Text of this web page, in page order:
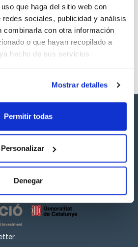
que haga del sitio web con
sociales, publicidad y análisis
combinarla con otra información
o que hayan recopilado a
hecho de sus servicios.
Mostrar detalles
Permitir todas
Personalizar
Denegar
con esta imagen son
inmediata.